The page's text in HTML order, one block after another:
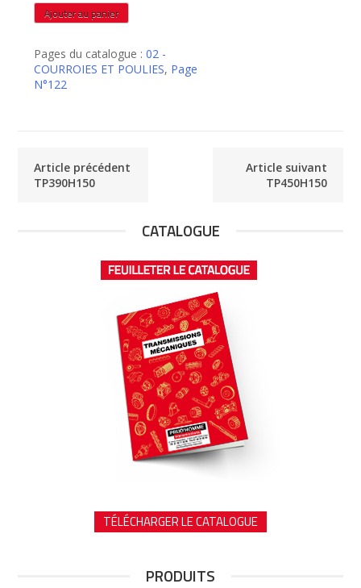
quantité
de
Ajouter au panier
Pages du catalogue :02 -
COURROIES ET POULIES, Page
N°122
Article précédent
TP390H150
Article suivant
TP450H150
CATALOGUE
TÉLÉCHARGER LE CATALOGUE
PRODUITS